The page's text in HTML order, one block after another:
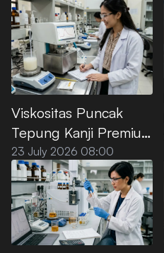
Viskositas Puncak
Tepung Kanji Premium
saat Dipanaskan di Air
23 July 2026 08:00